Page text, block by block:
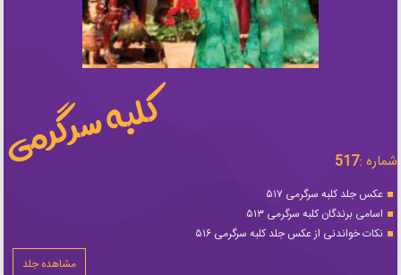
شماره :517
عکس جلد کلبه سرگرمی ۵۱۷
اسامی برندگان کلبه سرگرمی ۵۱۳
نکات خواندنی از عکس جلد کلبه سرگرمی ۵۱۶
مشاهده جلد